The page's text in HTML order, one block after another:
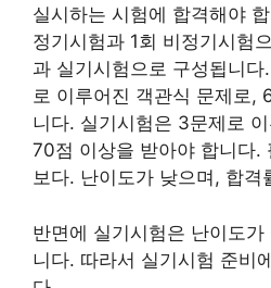
실시하는 시험에 합격해야
정기시험과 1회 비정기시험
과 실기시험으로 구성됩니
로 이루어진 객관식 문제로,
니다. 실기시험은 3문제로
70점 이상을 받아야 합니다.
보다. 난이도가 낮으며, 합격
반면에 실기시험은 난이도
니다. 따라서 실기시험 준비